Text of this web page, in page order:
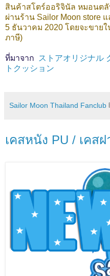
สินค้าสโตร์ออริจินัล หมอนต
ผ่านร้าน Sailor Moon store
5 ธันวาคม 2020 โดยจะขายใ
ภาษี)
ที่มาจาก
ストアオリジナル
トクッション
Sailor Moon Thailand Fanclub
เคสหนัง PU / เคส